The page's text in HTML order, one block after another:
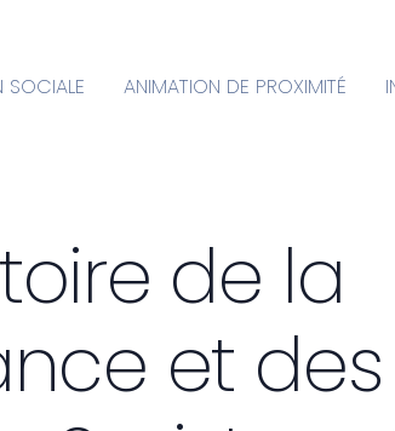
SOCIALE ANIMATION DE PROXIMITÉ
de la
et des